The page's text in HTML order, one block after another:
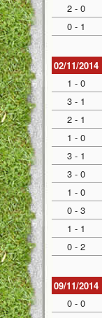
2 - 0
0 - 1
02/11/2014
1 - 0
3 - 1
2 - 1
1 - 0
3 - 1
3 - 0
1 - 0
0 - 3
1 - 1
0 - 2
09/11/2014
0 - 0